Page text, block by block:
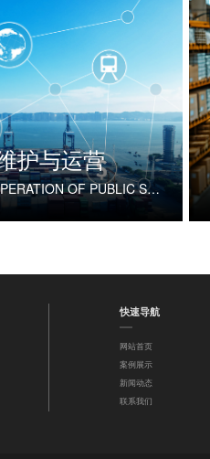
护与运营
MAINTENANCE AND OPERATION OF PUBLIC SERVICE FACILITIES
快速导航
网站首页
案例展示
新闻动态
联系我们